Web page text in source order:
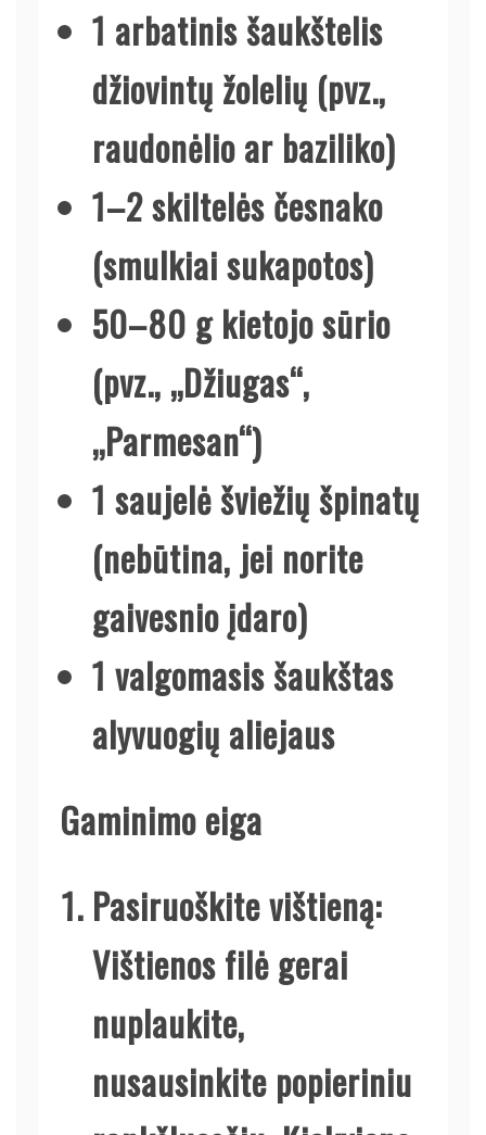
1 arbatinis šaukštelis
džiovintų žolelių (pvz.,
raudonėlio ar baziliko)
1–2 skiltelės česnako
(smulkiai sukapotos)
50–80 g kietojo sūrio
(pvz., „Džiugas“,
„Parmesan“)
1 saujelė šviežių špinatų
(nebūtina, jei norite
gaivesnio įdaro)
1 valgomasis šaukštas
alyvuogių aliejaus
Gaminimo eiga
Pasiruoškite vištieną:
Vištienos filė gerai
nuplaukite,
nusausinkite popieriniu